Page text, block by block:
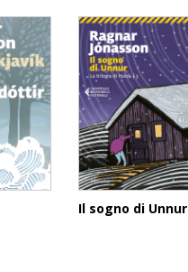
Il sogno di Unnur